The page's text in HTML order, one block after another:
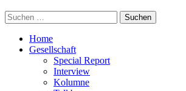
Suchen
nach:
Home
Gesellschaft
Special Report
Interview
Kolumne